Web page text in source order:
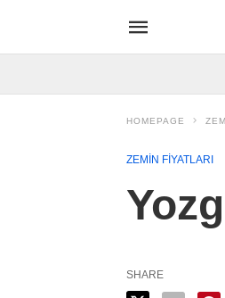
HOMEPAGE
ZEMIN FIYATLARI
SHARE